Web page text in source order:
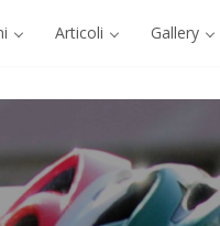
Articoli Gallery